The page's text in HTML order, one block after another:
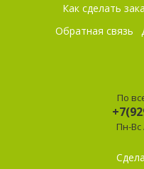
Как сделать
Обратная связь
По
Пн-